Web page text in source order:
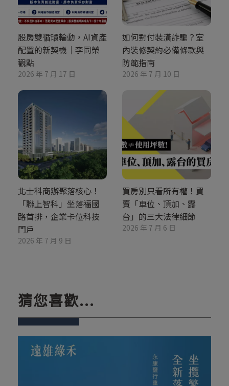
股房雙循環輪動，AI資產
配置的新契機｜李同榮
觀點
2026 年 7 月 17 日
如何對付裝潢詐騙？室
內裝修契約必備條款與
防範指南
2026 年 7 月 10 日
北士科商辦聚落核心！
「聯上智科」坐落福國
路首排，企業卡位科技
門戶
2026 年 7 月 9 日
買房別只看所有權！買
賣「車位、頂加、露
台」的三大法律細節
2026 年 7 月 6 日
猜您喜歡...